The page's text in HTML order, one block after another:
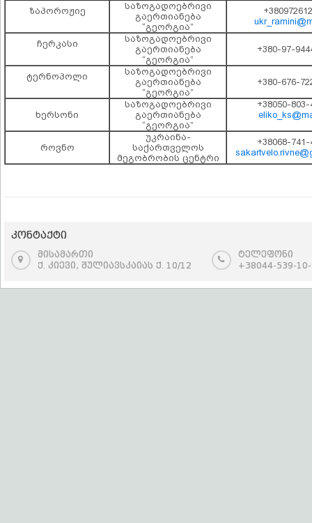
ზაპოროჟიე
საზოგადოებრივი
გაერთიანება
“გეორგია”
ჩერკასი
საზოგადოებრივი
გაერთიანება
“გეორგია”
+380-97-
ტერნოპოლი
საზოგადოებრივი
გაერთიანება
“გეორგია”
+380-676-
ხერსონი
საზოგადოებრივი
გაერთიანება
“გეორგია”
+38050-803-
როვნო
უკრაინა-
საქართველოს
მეგობრობის ცენტრი
+38068-741-
კონტაქტი
მისამართი
ქ. კიევი, შულიავსკაიას ქ. 10/12
ტელეფონი
+38044-539-